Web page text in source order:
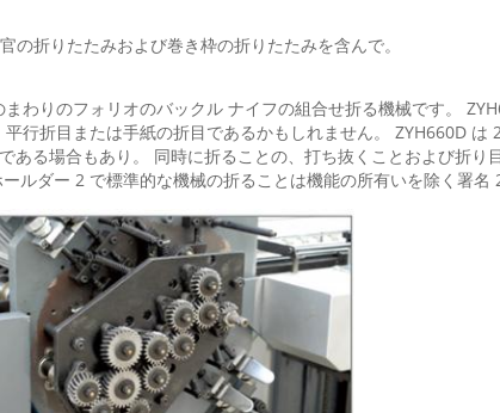
折りたたみおよび巻き枠の折りたたみを含んで。
わりのフォリオのバックル ナイフの組合せ折る機械です。
行折目または手紙の折目であるかもしれません。 ZYH660D
る場合もあり。 同時に折ることの、打ち抜くことおよび折り
ルダー 2 で標準的な機械の折ることは機能の所有いを除く署名